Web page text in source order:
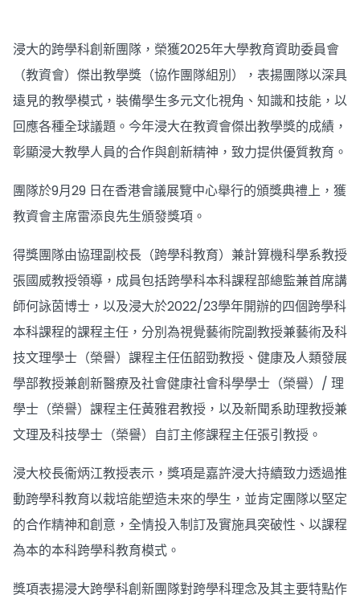
浸大的跨學科創新團隊，榮獲2025年大學教育資助委員會
（教資會）傑出教學獎（協作團隊組別），表揚團隊以深具
遠見的教學模式，裝備學生多元文化視角、知識和技能，以
回應各種全球議題。今年浸大在教資會傑出教學獎的成績，
彰顯浸大教學人員的合作與創新精神，致力提供優質教育。
團隊於9月29 日在香港會議展覽中心舉行的頒獎典禮上，獲
教資會主席雷添良先生頒發獎項。
得獎團隊由協理副校長（跨學科教育）兼計算機科學系教授
張國威教授領導，成員包括跨學科本科課程部總監兼首席講
師何詠茵博士，以及浸大於2022/23學年開辦的四個跨學科
本科課程的課程主任，分別為視覺藝術院副教授兼藝術及科
技文理學士（榮譽）課程主任伍韶勁教授、健康及人類發展
學部教授兼創新醫療及社會健康社會科學學士（榮譽）/ 理
學士（榮譽）課程主任黃雅君教授，以及新聞系助理教授兼
文理及科技學士（榮譽）自訂主修課程主任張引教授。
浸大校長衞炳江教授表示，獎項是嘉許浸大持續致力透過推
動跨學科教育以栽培能塑造未來的學生，並肯定團隊以堅定
的合作精神和創意，全情投入制訂及實施具突破性、以課程
為本的本科跨學科教育模式。
獎項表揚浸大跨學科創新團隊對跨學科理念及其主要特點作